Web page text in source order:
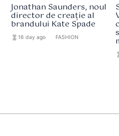
Jonathan Saunders, noul
director de creație al
brandului Kate Spade
hourglass_full16 day ago FASHION